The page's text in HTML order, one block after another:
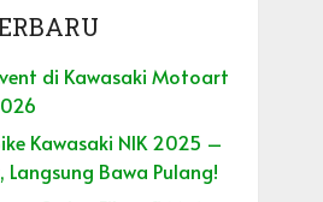
di Kawasaki Motoart
Kawasaki NIK 2025 –
Langsung Bawa Pulang!